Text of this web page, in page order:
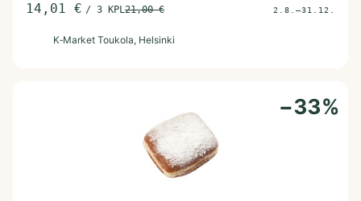
14,01 € / 3 KPL21,00€ 2.8.–31.12.
K‑Market Toukola, Helsinki
−33%